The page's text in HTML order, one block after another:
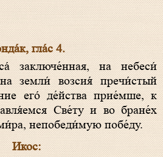
гла́с 4.
земли́ возсия́ пречи́стый
его́ де́йства прие́мше, к
Све́ту и во бране́х
непобеди́мую побе́ду.
Икос: